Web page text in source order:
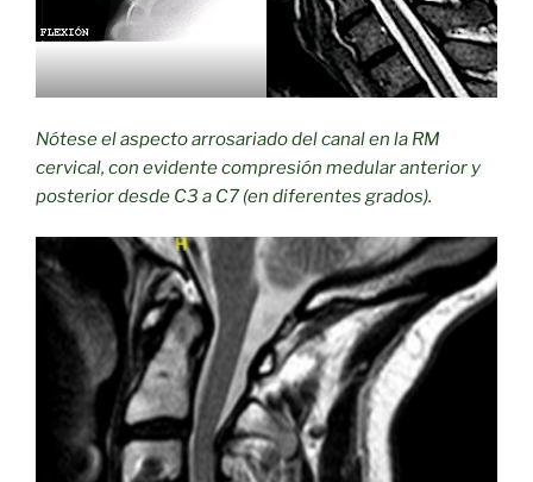
Nótese el aspecto arrosariado del canal en la RM
cervical, con evidente compresión medular anterior y
posterior desde C3 a C7 (en diferentes grados).